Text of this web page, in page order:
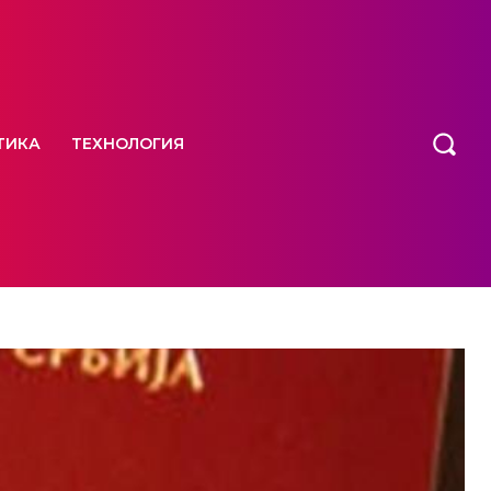
ТЕХНОЛОГИЯ